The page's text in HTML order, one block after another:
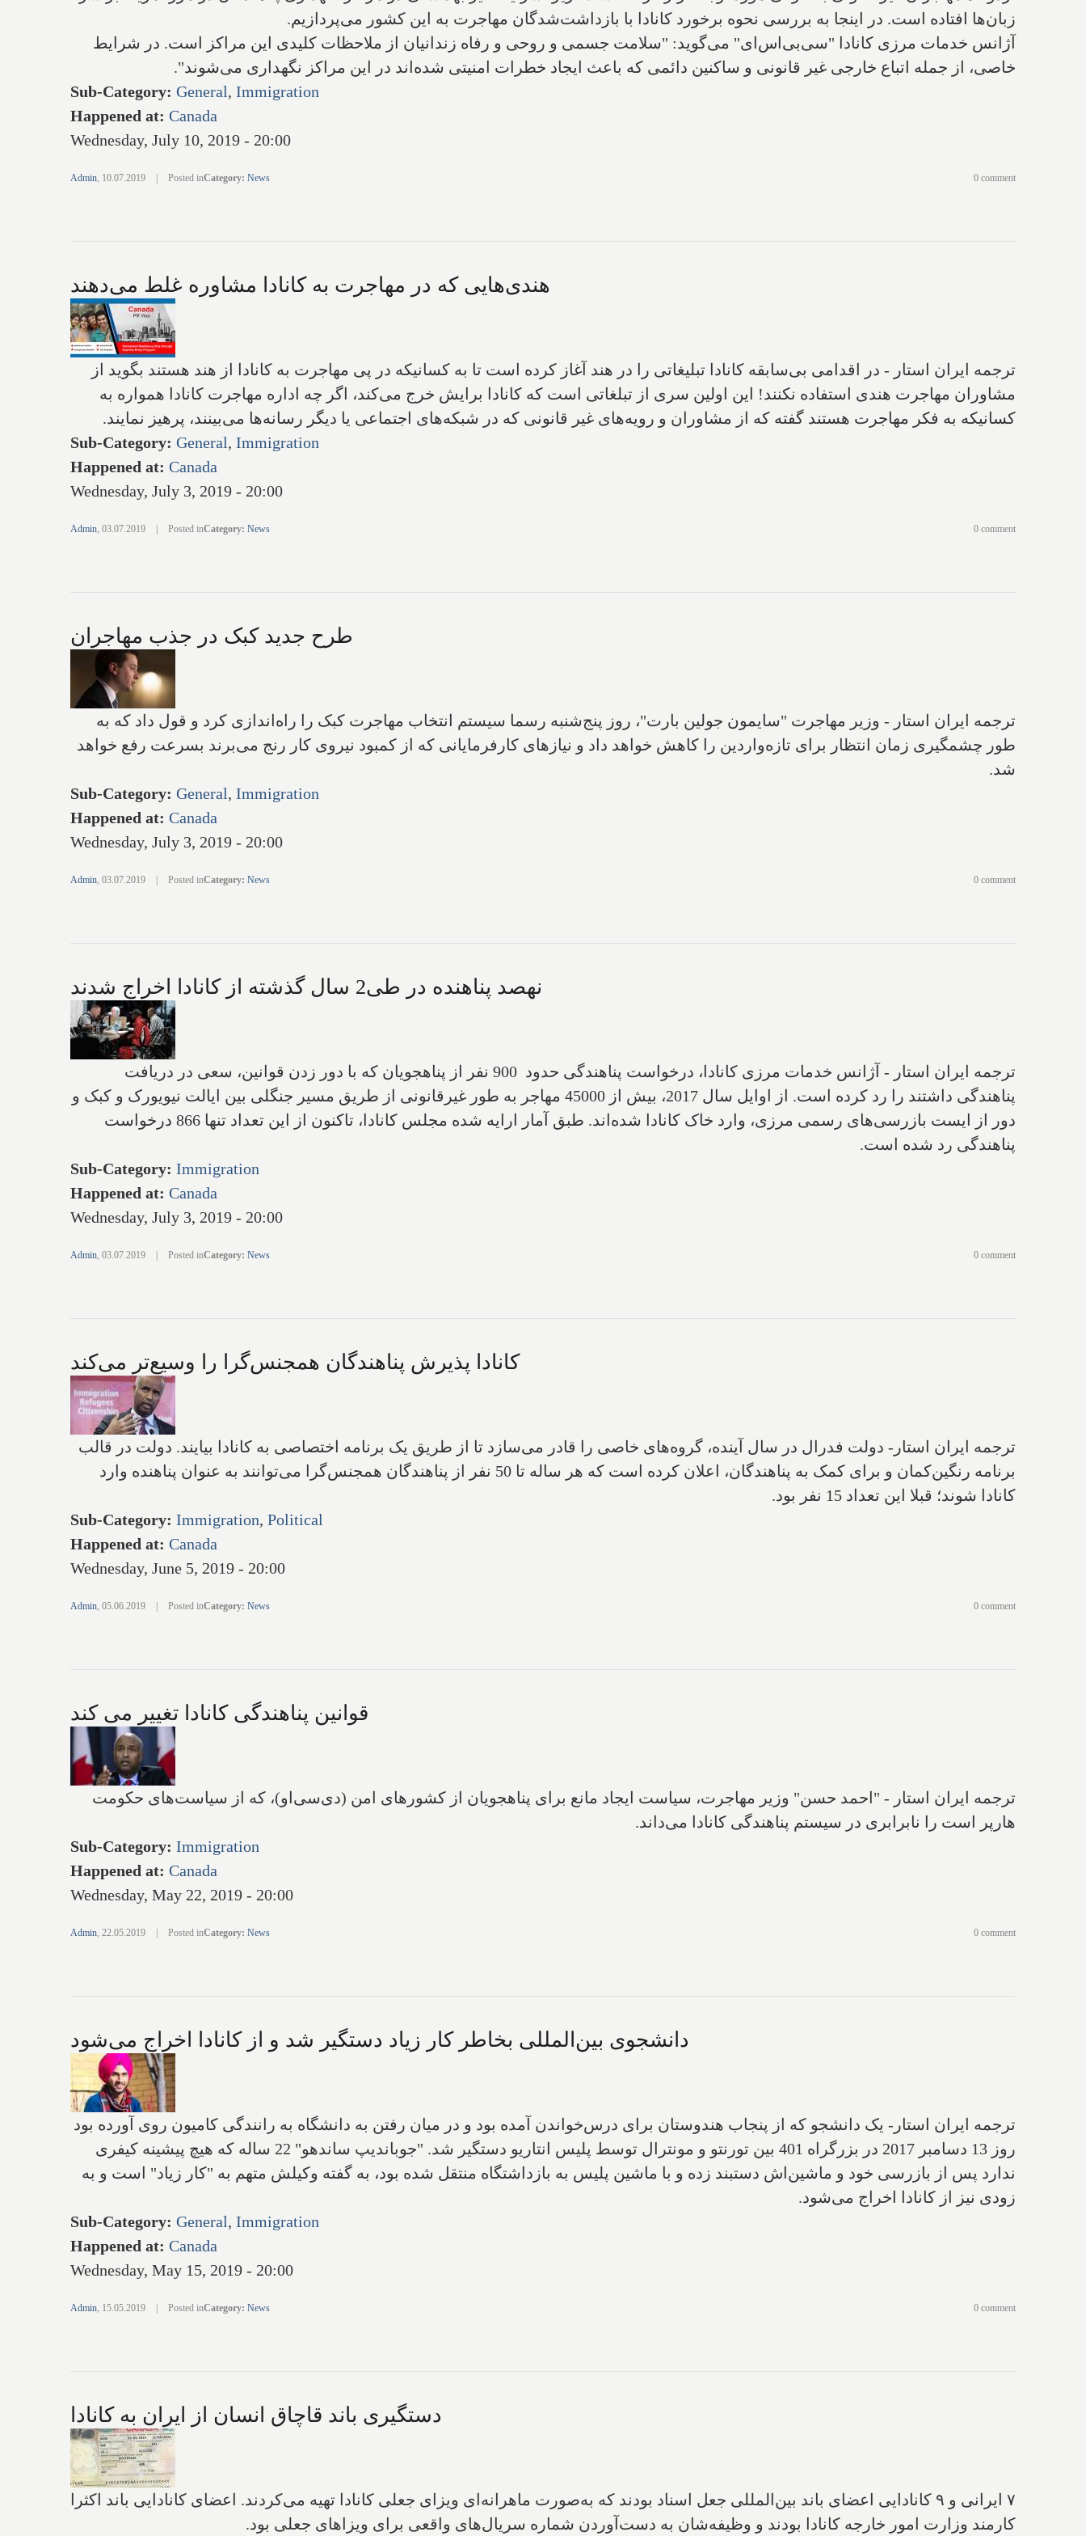
زبان‌ها افتاده است. در اینجا به بررسی نحوه برخورد کانادا با بازداشت‌شدگان مهاجرت به این کشور می‌پردازیم.
آژانس خدمات مرزی کانادا "سی‌بی‌اس‌ای" می‌گوید: "سلامت جسمی و روحی و رفاه زندانیان از ملاحظات کلیدی این مراکز است. ‌در شرایط
خاصی، از جمله اتباع خارجی غیر قانونی و ساکنین دائمی که باعث ایجاد خطرات امنیتی شده‌اند در این مراکز نگهداری می‌شوند".
Sub-Category: General, Immigration
Happened at: Canada
Wednesday, July 10, 2019 - 20:00
Admin, 10.07.2019 Posted inCategory: News 0 comment
هندی‌هایی که در مهاجرت به کانادا مشاوره غلط می‌دهند
ترجمه ایران استار - در اقدامی بی‌سابقه کانادا تبلیغاتی را در هند آغاز کرده است تا به کسانیکه در پی مهاجرت به کانادا از هند هستند بگوید از
مشاوران مهاجرت هندی استفاده نکنند! این اولین سری از تبلغاتی است که کانادا برایش خرج می‌کند، اگر چه اداره مهاجرت کانادا همواره به
کسانیکه به فکر مهاجرت هستند گفته که از مشاوران و رویه‌های غیر قانونی که در شبکه‌های اجتماعی یا دیگر رسانه‌ها می‌بینند، پرهیز نمایند.
Sub-Category: General, Immigration
Happened at: Canada
Wednesday, July 3, 2019 - 20:00
Admin, 03.07.2019 Posted inCategory: News 0 comment
طرح جدید کبک در جذب مهاجران
ترجمه ایران استار - وزیر مهاجرت "سایمون جولین بارت"، روز پنج‌شنبه رسما سیستم انتخاب مهاجرت کبک را راه‌اندازی کرد و قول داد که به
طور چشمگیری زمان انتظار برای تازه‌واردین را کاهش خواهد داد و نیازهای کارفرمایانی که از کمبود نیروی کار رنج می‌برند بسرعت رفع خواهد
شد.
Sub-Category: General, Immigration
Happened at: Canada
Wednesday, July 3, 2019 - 20:00
Admin, 03.07.2019 Posted inCategory: News 0 comment
نهصد پناهنده در طی2 سال گذشته از کانادا اخراج شدند
ترجمه ایران استار - آژانس خدمات مرزی کانادا،‌ درخواست پناهندگی حدود 900 نفر از پناهجویان که با دور زدن قوانین‌، سعی در دریافت
پناهندگی‌ داشتند را رد کرده است. از اوایل سال 2017، بیش از 45000 مهاجر به طور غیرقانونی از طریق مسیر جنگلی بین ایالت نیویورک و کبک و‌
دور از ایست بازرسی‌های رسمی مرزی، وارد خاک کانادا شده‌اند. طبق آمار ارایه شده مجلس کانادا، تا‌کنون از این تعداد تنها 866 درخواست
پناهندگی رد شده است.
Sub-Category: Immigration
Happened at: Canada
Wednesday, July 3, 2019 - 20:00
Admin, 03.07.2019 Posted inCategory: News 0 comment
کانادا پذیرش پناهندگان همجنس‌گرا را وسیع‌تر می‌کند
ترجمه ایران استار-‌ دولت فدرال در سال آینده، گروه‌های خاصی را قادر می‌سازد تا از طریق یک برنامه اختصاصی به کانادا بیایند. دولت در قالب
برنامه رنگین‌کمان و برای کمک به پناهندگان، اعلان کرده است که هر ساله تا 50 نفر از پناهندگان همجنس‌گرا می‌توانند به عنوان پناهنده وارد
کانادا شوند؛ قبلا این تعداد 15 نفر بود.
Sub-Category: Immigration, Political
Happened at: Canada
Wednesday, June 5, 2019 - 20:00
Admin, 05.06.2019 Posted inCategory: News 0 comment
قوانین پناهندگی کانادا تغییر می کند
ترجمه ایران استار - ‌"احمد حسن" وزیر مهاجرت، سیاست ایجاد مانع برای پناهجویان از کشورهای امن (دی‌سی‌او)‌، که از سیاست‌های حکومت
هارپر است را نابرابری در سیستم پناهندگی کانادا می‌داند.
Sub-Category: Immigration
Happened at: Canada
Wednesday, May 22, 2019 - 20:00
Admin, 22.05.2019 Posted inCategory: News 0 comment
دانشجوی بین‌المللی بخاطر کار زیاد دستگیر شد و از کانادا اخراج می‌شود
ترجمه ایران استار- یک دانشجو که از پنجاب هندوستان برای درس‌خواندن آمده بود و در میان رفتن به دانشگاه به رانندگی کامیون روی آورده بود
روز 13 دسامبر 2017 در بزرگراه 401 بین تورنتو و مونترال توسط پلیس انتاریو دستگیر شد. "جوباندیپ ساندهو" 22 ساله که هیچ پیشینه کیفری
ندارد پس از بازرسی خود و ماشین‌اش دستبند زده و با ماشین پلیس به بازداشتگاه منتقل شده بود، به گفته وکیلش متهم به "کار زیاد" است و به
زودی نیز از کانادا اخراج می‌شود.
Sub-Category: General, Immigration
Happened at: Canada
Wednesday, May 15, 2019 - 20:00
Admin, 15.05.2019 Posted inCategory: News 0 comment
دستگیری باند قاچاق انسان از ایران به کانادا
۷ ایرانی و ۹ کانادایی اعضای باند بین‌المللی جعل اسناد بودند که به‌صورت ماهرانه‌ای ویزای جعلی کانادا تهیه می‌کردند . اعضای کانادایی باند اکثرا
کارمند وزارت امور خارجه کانادا بودند و وظیفه‌شان به دست‌آوردن شماره سریال‌های واقعی برای ویزاهای جعلی بود.